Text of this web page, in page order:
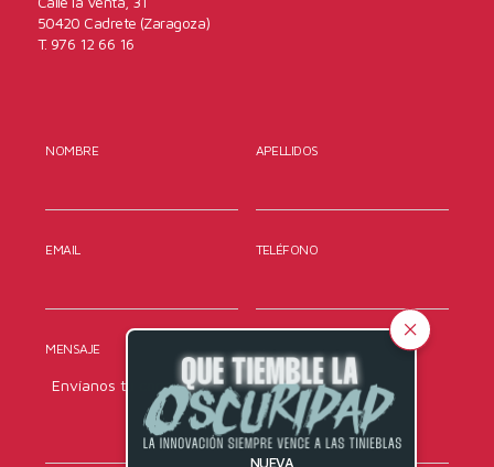
NUEVA
50420 Cadrete (Zaragoza)
T. 976 12 66 16
NOMBRE APELLIDOS
EMAIL TELÉFONO
MENSAJE